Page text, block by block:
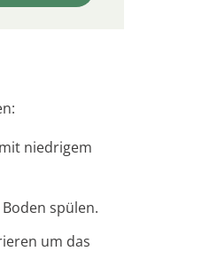
niedrigem
spülen.
um das